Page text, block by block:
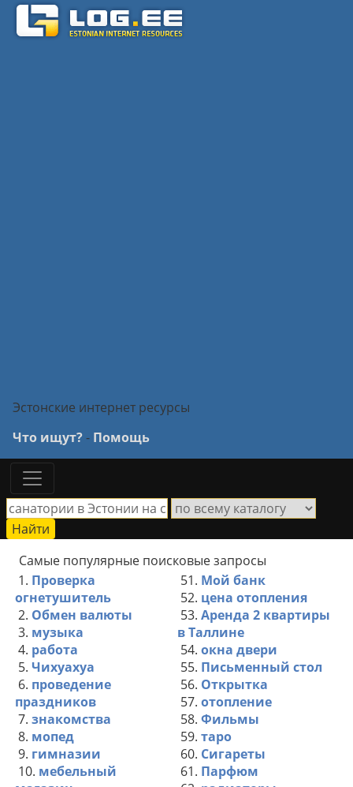
Эстонские интернет ресурсы
Что ищут?- Помощь
Самые популярные поисковые запросы
1. Проверка
огнетушитель
2. Обмен валюты
3. музыка
4. работа
5. Чихуахуа
6. проведение
праздников
7. знакомства
8. мопед
9. гимназии
10. мебельный
51. Мой банк
52. цена отопления
53. Аренда 2 квартиры
в Таллине
54. окна двери
55. Письменный стол
56. Открытка
57. отопление
58. Фильмы
59. таро
60. Сигареты
61. Парфюм